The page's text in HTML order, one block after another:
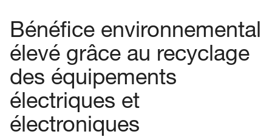
Bénéfice environnemental
élevé grâce au recyclage
des équipements
électriques et
électroniques